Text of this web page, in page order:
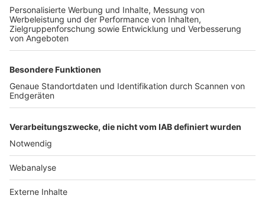
TOP-PARTNER
Nutzungsbedingungen Datenschutz Impressum